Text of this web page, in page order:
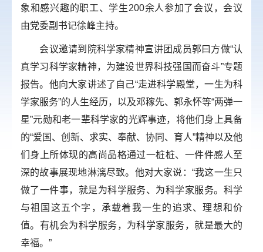
象和感兴趣的职工、学生200余人参加了会议，会议
由党委副书记徐峰主持。
会议邀请到院科学家精神宣讲团成员郭曰方做“认
真学习科学家精神，为建设世界科技强国而奋斗”专题
报告。他向大家讲述了自己“走进科学殿堂，一生为科
学家服务”的人生经历，以及邓稼先、郭永怀等“两弹一
星”元勋和老一辈科学家的光辉事迹，将他们身上具备
的“爱国、创新、求实、奉献、协同、育人”精神以及他
们身上所体现的高尚品格通过一桩桩、一件件感人至
深的故事展现地淋漓尽致。他对大家说：“我这一生只
做了一件事，就是为科学服务、为科学家服务。科学
与祖国这五个字，承载着我一生的追求、理想和价
值。有机会为科学服务，为科学家服务，就是最大的
幸福。”